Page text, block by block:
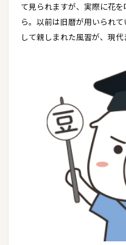
て見られますが、実際に花
ら。以前は旧暦が用いられ
して親しまれた風習が、現代